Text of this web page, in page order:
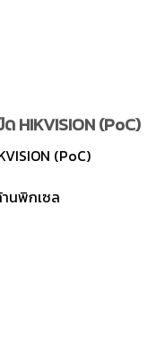
HIKVISION (PoC)
(PoC)
นพิกเซล